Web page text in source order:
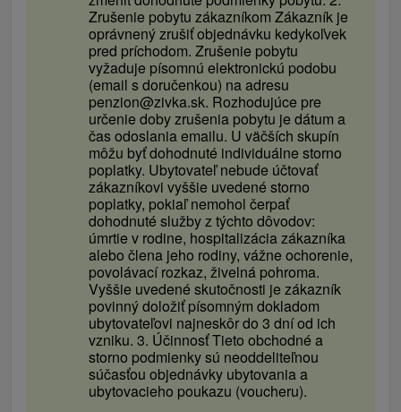
Zrušenie pobytu zákazníkom Zákazník je
oprávnený zrušiť objednávku kedykoľvek
pred príchodom. Zrušenie pobytu
vyžaduje písomnú elektronickú podobu
(email s doručenkou) na adresu
penzion@zivka.sk. Rozhodujúce pre
určenie doby zrušenia pobytu je dátum a
čas odoslania emailu. U väčších skupín
môžu byť dohodnuté individuálne storno
poplatky. Ubytovateľ nebude účtovať
zákazníkovi vyššie uvedené storno
poplatky, pokiaľ nemohol čerpať
dohodnuté služby z týchto dôvodov:
úmrtie v rodine, hospitalizácia zákazníka
alebo člena jeho rodiny, vážne ochorenie,
povolávací rozkaz, živelná pohroma.
Vyššie uvedené skutočnosti je zákazník
povinný doložiť písomným dokladom
ubytovateľovi najneskôr do 3 dní od ich
vzniku. 3. Účinnosť Tieto obchodné a
storno podmienky sú neoddeliteľnou
súčasťou objednávky ubytovania a
ubytovacieho poukazu (voucheru).